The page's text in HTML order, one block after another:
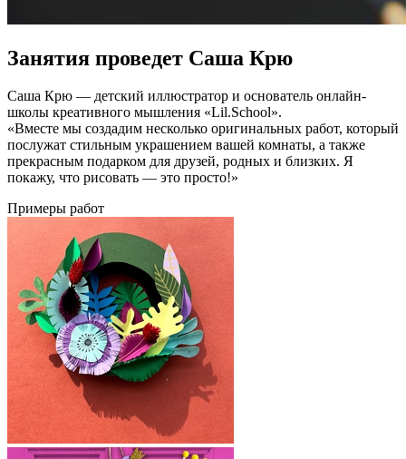
Занятия проведет Саша Крю
Саша Крю — детский иллюстратор и основатель онлайн-
школы креативного мышления «Lil.School».
«Вместе мы создадим несколько оригинальных работ, который
послужат стильным украшением вашей комнаты, а также
прекрасным подарком для друзей, родных и близких. Я
покажу, что рисовать — это просто!»
Примеры работ